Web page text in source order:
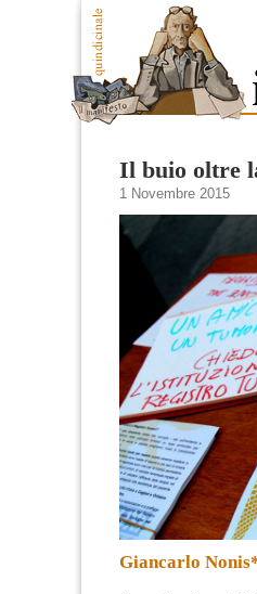
Il buio oltre
1 Novembre 2015
Giancarlo